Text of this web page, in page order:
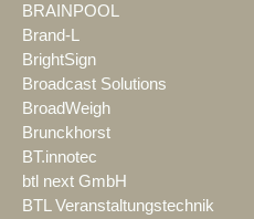
BRAINPOOL
Brand-L
BrightSign
Broadcast Solutions
BroadWeigh
Brunckhorst
BT.innotec
btl next GmbH
BTL Veranstaltungstechnik